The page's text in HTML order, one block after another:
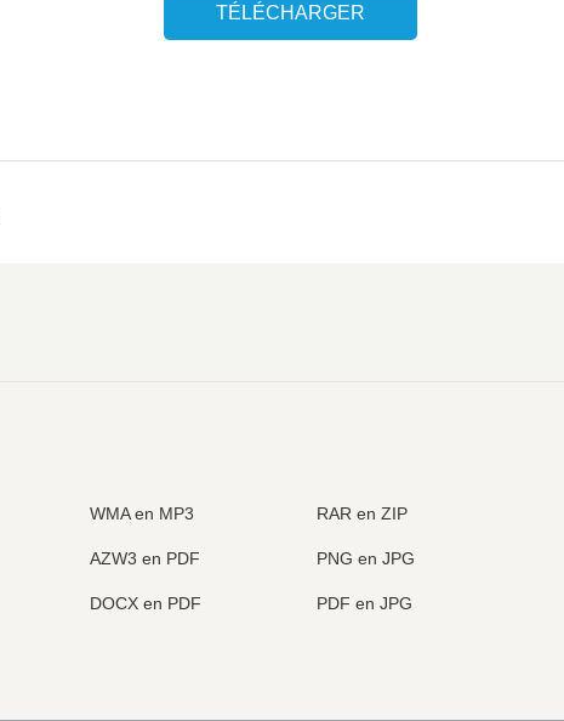
TÉLÉCHARGER
WMA en MP3 RAR en ZIP
AZW3 en PDF PNG en JPG
DOCX en PDF PDF en JPG